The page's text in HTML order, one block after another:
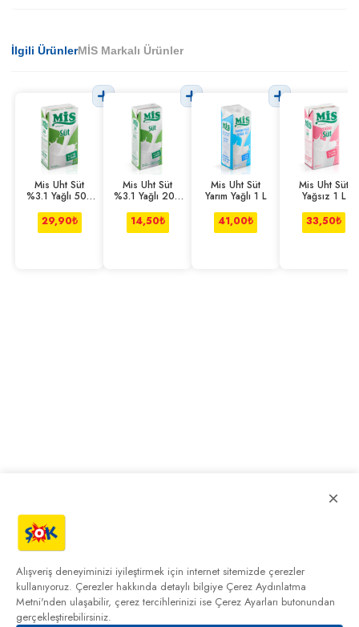
İlgili ÜrünlerMİS Markalı Ürünler
Mis Uht Süt
%3.1 Yağlı 500
29,90₺
Mis Uht Süt
%3.1 Yağlı 200
14,50₺
Mis Uht Süt
Yarım Yağlı 1 L
41,00₺
Mis Uht Süt
Yağsız 1 L
33,50₺
×
Alışveriş deneyiminizi iyileştirmek için internet sitemizde çerezler
kullanıyoruz. Çerezler hakkında detaylı bilgiye Çerez Aydınlatma
Metni'nden ulaşabilir, çerez tercihlerinizi ise Çerez Ayarları butonundan
gerçekleştirebilirsiniz.